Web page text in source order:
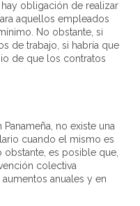
obligación de realizar
aquellos empleados
No obstante, si
de trabajo, si habría que
de que los contratos
no existe una
cuando el mismo es
es posible que,
colectiva
anuales y en